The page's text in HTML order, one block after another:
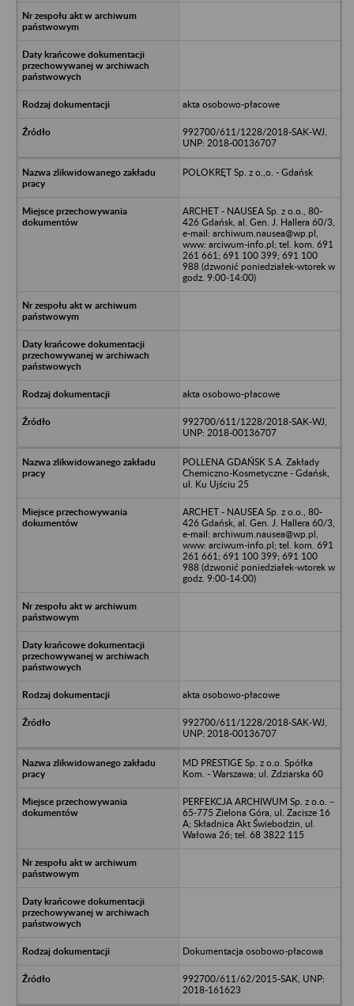
akta osobowo-płacowe
992700/611/1228/2018-SAK-WJ,
UNP: 2018-00136707
POLOKRĘT Sp. z o.,o. - Gdańsk
ARCHET - NAUSEA Sp. z o.o., 80-
426 Gdańsk, al. Gen. J. Hallera 60/3,
e-mail: archiwum.nausea@wp.pl,
www: arciwum-info.pl; tel. kom. 691
261 661; 691 100 399; 691 100
988 (dzwonić poniedziałek-wtorek w
godz. 9:00-14:00)
akta osobowo-płacowe
992700/611/1228/2018-SAK-WJ,
UNP: 2018-00136707
POLLENA GDAŃSK S.A. Zakłady
Chemiczno-Kosmetyczne - Gdańsk,
ul. Ku Ujściu 25
ARCHET - NAUSEA Sp. z o.o., 80-
426 Gdańsk, al. Gen. J. Hallera 60/3,
e-mail: archiwum.nausea@wp.pl,
www: arciwum-info.pl; tel. kom. 691
261 661; 691 100 399; 691 100
988 (dzwonić poniedziałek-wtorek w
godz. 9:00-14:00)
akta osobowo-płacowe
992700/611/1228/2018-SAK-WJ,
UNP: 2018-00136707
MD PRESTIGE Sp. z o.o. Spółka
Kom. - Warszawa; ul. Zdziarska 60
PERFEKCJA ARCHIWUM Sp. z o.o. –
65-775 Zielona Góra, ul. Zacisze 16
A; Składnica Akt Świebodzin, ul.
Wałowa 26; tel. 68 3822 115
Dokumentacja osobowo-płacowa
992700/611/62/2015-SAK, UNP:
2018-161623